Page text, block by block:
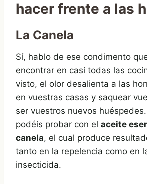
hacer frente a las
La Canela
Sí, hablo de ese condimento
encontrar en casi todas las
visto, el olor desalienta a las
en vuestras casas y saquear
ser vuestros nuevos
podéis probar con el aceite
canela, el cual produce
tanto en la repelencia como en
insecticida.